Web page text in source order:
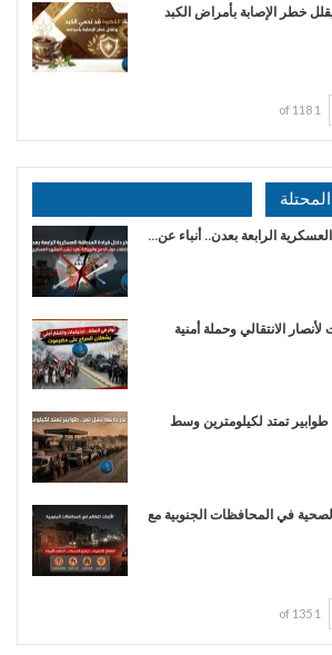
خطر الإصابة بأمراض الكبد
1 of 118
الرابعة بعدن.. أنباء عن…
الانتقالي وحملة أمنية
تمتد لكيلومترين وسط
في المحافظات الجنوبية مع
1 of 135